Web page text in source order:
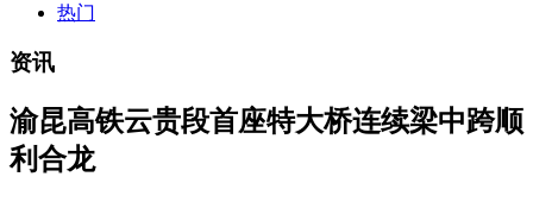
热门
资讯
渝昆高铁云贵段首座特大桥连续梁中跨顺
利合龙